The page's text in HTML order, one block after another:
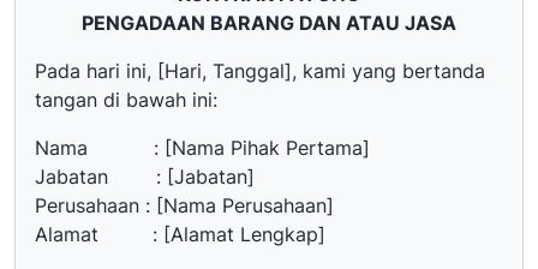
PENGADAAN BARANG DAN ATAU JASA
Pada hari ini, [Hari, Tanggal], kami yang bertanda
tangan di bawah ini:
Nama : [Nama Pihak Pertama]
Jabatan : [Jabatan]
Perusahaan : [Nama Perusahaan]
Alamat : [Alamat Lengkap]